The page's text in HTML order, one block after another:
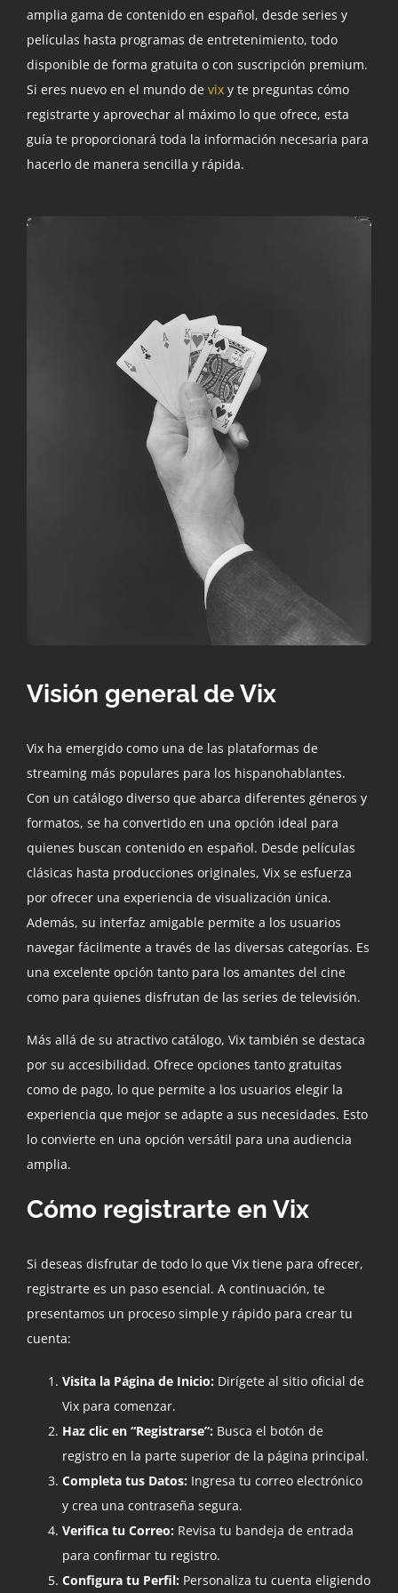
amplia gama de contenido en español, desde series y
películas hasta programas de entretenimiento, todo
disponible de forma gratuita o con suscripción premium.
Si eres nuevo en el mundo de vix y te preguntas cómo
registrarte y aprovechar al máximo lo que ofrece, esta
guía te proporcionará toda la información necesaria para
hacerlo de manera sencilla y rápida.
Visión general de Vix
Vix ha emergido como una de las plataformas de
streaming más populares para los hispanohablantes.
Con un catálogo diverso que abarca diferentes géneros y
formatos, se ha convertido en una opción ideal para
quienes buscan contenido en español. Desde películas
clásicas hasta producciones originales, Vix se esfuerza
por ofrecer una experiencia de visualización única.
Además, su interfaz amigable permite a los usuarios
navegar fácilmente a través de las diversas categorías. Es
una excelente opción tanto para los amantes del cine
como para quienes disfrutan de las series de televisión.
Más allá de su atractivo catálogo, Vix también se destaca
por su accesibilidad. Ofrece opciones tanto gratuitas
como de pago, lo que permite a los usuarios elegir la
experiencia que mejor se adapte a sus necesidades. Esto
lo convierte en una opción versátil para una audiencia
amplia.
Cómo registrarte en Vix
Si deseas disfrutar de todo lo que Vix tiene para ofrecer,
registrarte es un paso esencial. A continuación, te
presentamos un proceso simple y rápido para crear tu
cuenta:
Visita la Página de Inicio: Dirígete al sitio oficial de
Vix para comenzar.
Haz clic en “Registrarse”: Busca el botón de
registro en la parte superior de la página principal.
Completa tus Datos: Ingresa tu correo electrónico
y crea una contraseña segura.
Verifica tu Correo: Revisa tu bandeja de entrada
para confirmar tu registro.
Configura tu Perfil: Personaliza tu cuenta eligiendo